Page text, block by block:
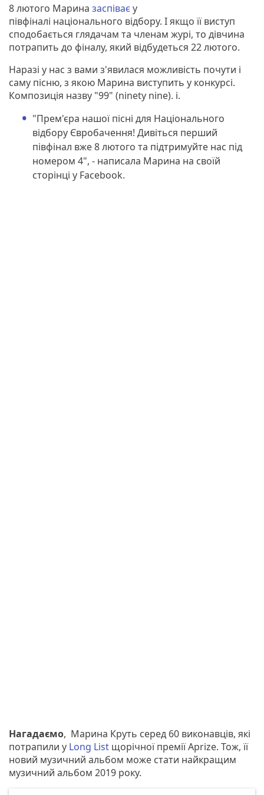
8 лютого Марина заспіваєу
півфіналі національного відбору. І якщо її виступ
сподобається глядачам та членам журі, то дівчина
потрапить до фіналу, який відбудеться 22 лютого.
Наразі у нас з вами з'явилася можливість почути і
саму пісню, з якою Марина виступить у конкурсі.
Композиція назву "99" (ninety ninе). і.
"Прем'єра нашої пісні для Національного
відбору Євробачення! Дивіться перший
півфінал вже 8 лютого та підтримуйте нас під
номером 4", - написала Марина на своїй
сторінці у Facebook.
Нагадаємо, Марина Круть серед 60 виконавців, які
потрапили у Long List щорічної премії Aprize. Тож, її
новий музичний альбом може стати найкращим
музичний альбом 2019 року.